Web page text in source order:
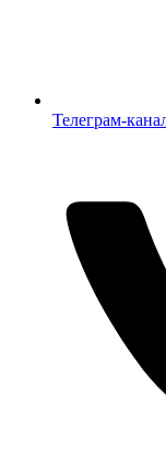
Телеграм-